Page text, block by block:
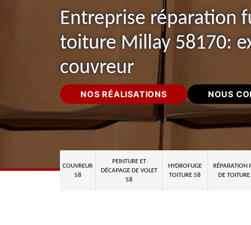
Entreprise réparation
toiture Millay 58170:
couvreur
NOS RÉALISATIONS NOUS
COUVREUR
58
PEINTURE ET
DÉCAPAGE DE VOLET
58
HYDROFUGE
TOITURE 58
RÉPARATION
DE